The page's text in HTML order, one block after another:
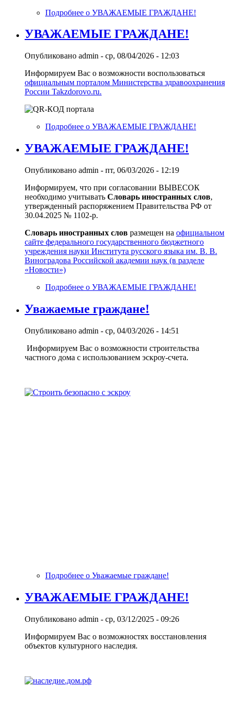
Подробнее о УВАЖАЕМЫЕ ГРАЖДАНЕ!
УВАЖАЕМЫЕ ГРАЖДАНЕ!
Опубликовано admin - ср, 08/04/2026 - 12:03
Информируем Вас о возможности воспользоваться
официальным порталом Министерства здравоохранения
России Takzdorovo.ru.
Подробнее о УВАЖАЕМЫЕ ГРАЖДАНЕ!
УВАЖАЕМЫЕ ГРАЖДАНЕ!
Опубликовано admin - пт, 06/03/2026 - 12:19
Информируем, что при согласовании ВЫВЕСОК
необходимо учитывать Словарь иностранных слов,
утвержденный распоряжением Правительства РФ от
30.04.2025 № 1102-р.
Словарь иностранных слов размещен на официальном
сайте федерального государственного бюджетного
учреждения науки Института русского языка им. В. В.
Виноградова Российской академии наук (в разделе
«Новости»)
Подробнее о УВАЖАЕМЫЕ ГРАЖДАНЕ!
Уважаемые граждане!
Опубликовано admin - ср, 04/03/2026 - 14:51
Информируем Вас о возможности строительства
частного дома с использованием эcкроу-счета.
Подробнее о Уважаемые граждане!
УВАЖАЕМЫЕ ГРАЖДАНЕ!
Опубликовано admin - ср, 03/12/2025 - 09:26
Информируем Вас о возможностях восстановления
объектов культурного наследия.